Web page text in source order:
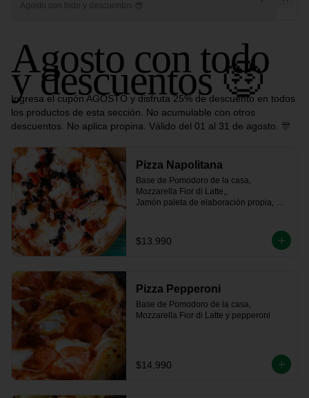
Agosto con todo y descuentos 😎
Agosto con todo
y descuentos 🤑
Ingresa el cupón AGOSTO y disfruta 25% de descuento en todos
los productos de esta sección. No acumulable con otros
descuentos. No aplica propina. Válido del 01 al 31 de agosto. 🎊
Pizza Napolitana
Base de Pomodoro de la casa,
Mozzarella Fior di Latte,,
Jamón paleta de elaboración propia,
$13.990
Pizza Pepperoni
Base de Pomodoro de la casa,
Mozzarella Fior di Latte y pepperoni
$14.990